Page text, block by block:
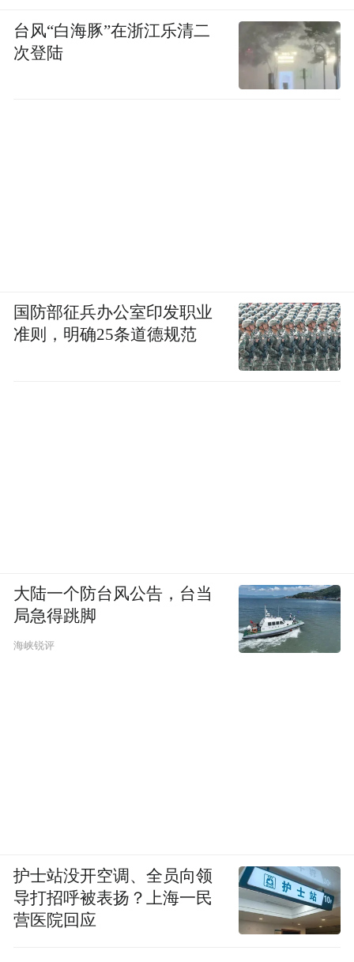
台风“白海豚”在浙江乐清二
次登陆
国防部征兵办公室印发职业
准则，明确25条道德规范
大陆一个防台风公告，台当
局急得跳脚
海峡锐评
护士站没开空调、全员向领
导打招呼被表扬？上海一民
营医院回应